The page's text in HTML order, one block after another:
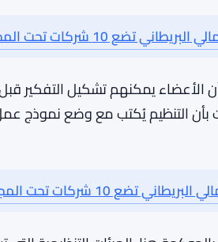
إدخال ممارسين من تلك القطاعات
هيئة السلوك المالي تشير إلى 10
شركات تحت المجهر بسبب الترويج المالي